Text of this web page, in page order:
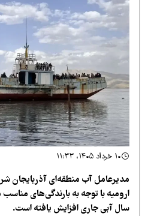
آب منطقه‌ای آذربایجان شرقی
با توجه به بارندگی‌های مناسب
آبی جاری افزایش یافته است.